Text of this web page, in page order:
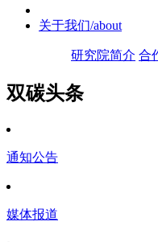
关于我们/about
研究院简介 合
双碳头条
通知公告
媒体报道